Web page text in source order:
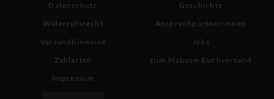
Datenschutz
Widerrufsrecht
Versandhinweise
Zahlarten
Impressum
Geschichte
Ansprechpartner:innen
Jobs
zum Mabuse-Buchversand